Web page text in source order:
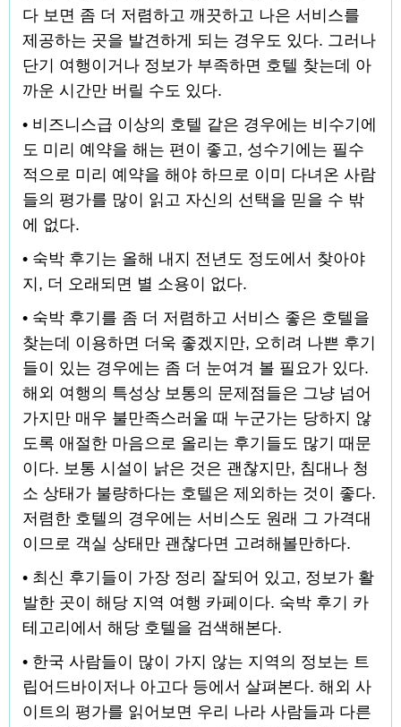
다 보면 좀 더 저렴하고 깨끗하고 나은 서비스를
제공하는 곳을 발견하게 되는 경우도 있다. 그러나
단기 여행이거나 정보가 부족하면 호텔 찾는데 아
까운 시간만 버릴 수도 있다.
• 비즈니스급 이상의 호텔 같은 경우에는 비수기에
도 미리 예약을 해는 편이 좋고, 성수기에는 필수
적으로 미리 예약을 해야 하므로 이미 다녀온 사람
들의 평가를 많이 읽고 자신의 선택을 믿을 수 밖
에 없다.
• 숙박 후기는 올해 내지 전년도 정도에서 찾아야
지, 더 오래되면 별 소용이 없다.
• 숙박 후기를 좀 더 저렴하고 서비스 좋은 호텔을
찾는데 이용하면 더욱 좋겠지만, 오히려 나쁜 후기
들이 있는 경우에는 좀 더 눈여겨 볼 필요가 있다.
해외 여행의 특성상 보통의 문제점들은 그냥 넘어
가지만 매우 불만족스러울 때 누군가는 당하지 않
도록 애절한 마음으로 올리는 후기들도 많기 때문
이다. 보통 시설이 낡은 것은 괜찮지만, 침대나 청
소 상태가 불량하다는 호텔은 제외하는 것이 좋다.
저렴한 호텔의 경우에는 서비스도 원래 그 가격대
이므로 객실 상태만 괜찮다면 고려해볼만하다.
• 최신 후기들이 가장 정리 잘되어 있고, 정보가 활
발한 곳이 해당 지역 여행 카페이다. 숙박 후기 카
테고리에서 해당 호텔을 검색해본다.
• 한국 사람들이 많이 가지 않는 지역의 정보는 트
립어드바이저나 아고다 등에서 살펴본다. 해외 사
이트의 평가를 읽어보면 우리 나라 사람들과 다른